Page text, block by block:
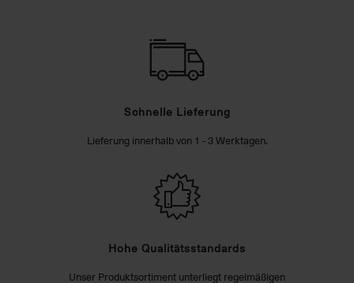
Schnelle Lieferung
Lieferung innerhalb von 1 - 3 Werktagen.
Hohe Qualitätsstandards
Unser Produktsortiment unterliegt regelmäßigen